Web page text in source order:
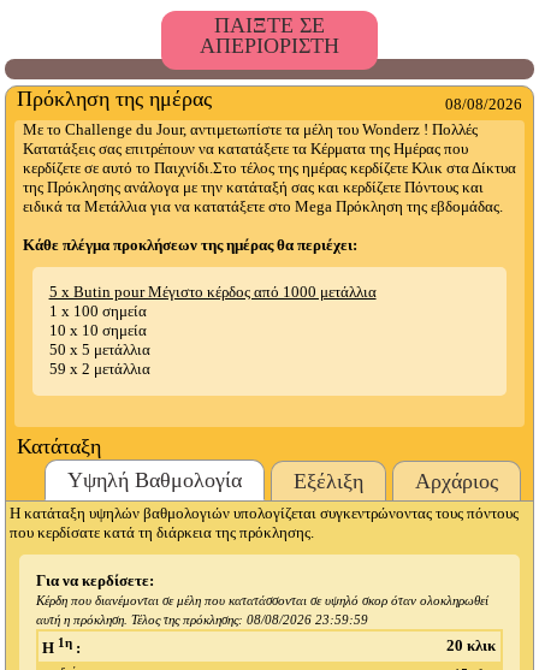
ΠΑΙΞΤΕ ΣΕ
ΑΠΕΡΙΟΡΙΣΤΗ
Πρόκληση της ημέρας
08/08/2026
Με το Challenge du Jour, αντιμετωπίστε τα μέλη του Wonderz ! Πολλές
Κατατάξεις σας επιτρέπουν να κατατάξετε τα Κέρματα της Ημέρας που
κερδίζετε σε αυτό το Παιχνίδι.Στο τέλος της ημέρας κερδίζετε Κλικ στα Δίκτυα
της Πρόκλησης ανάλογα με την κατάταξή σας και κερδίζετε Πόντους και
ειδικά τα Μετάλλια για να κατατάξετε στο Mega Πρόκληση της εβδομάδας.
Κάθε πλέγμα προκλήσεων της ημέρας θα περιέχει:
5 x Butin pour Μέγιστο κέρδος από 1000 μετάλλια
1 x 100 σημεία
10 x 10 σημεία
50 x 5 μετάλλια
59 x 2 μετάλλια
Κατάταξη
Υψηλή Βαθμολογία
Εξέλιξη Αρχάριος
Η κατάταξη υψηλών βαθμολογιών υπολογίζεται συγκεντρώνοντας τους πόντους
που κερδίσατε κατά τη διάρκεια της πρόκλησης.
Για να κερδίσετε:
Κέρδη που διανέμονται σε μέλη που κατατάσσονται σε υψηλό σκορ όταν ολοκληρωθεί
αυτή η πρόκληση. Τέλος της πρόκλησης: 08/08/2026 23:59:59
Η 1η : 20 κλικ